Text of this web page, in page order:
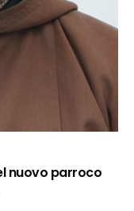
nuovo parroco